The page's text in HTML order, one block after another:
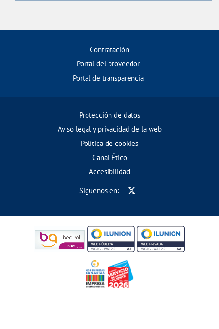
Contratación
Portal del proveedor
Portal de transparencia
Protección de datos
Aviso legal y privacidad de la web
Política de cookies
Canal Ético
Accesibilidad
Síguenos en: